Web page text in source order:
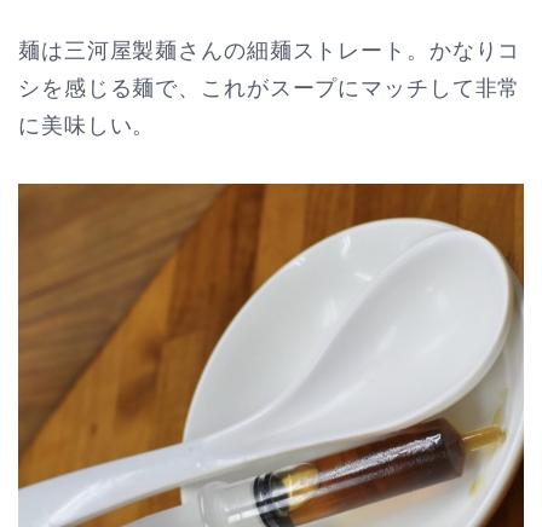
麺は三河屋製麺さんの細麺ストレート。かなりコ
シを感じる麺で、これがスープにマッチして非常
に美味しい。